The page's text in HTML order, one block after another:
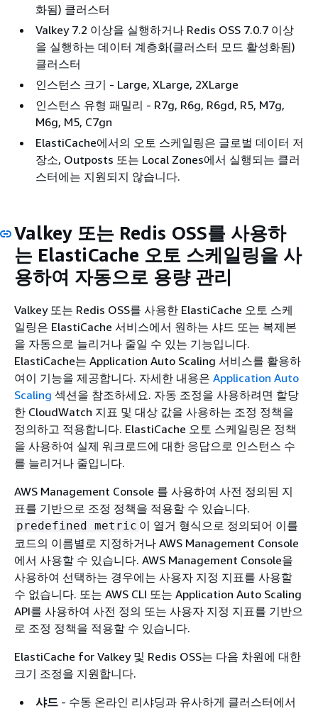
화됨) 클러스터
Valkey 7.2 이상을 실행하거나 Redis OSS 7.0.7 이상
을 실행하는 데이터 계층화(클러스터 모드 활성화됨)
클러스터
인스턴스 크기 - Large, XLarge, 2XLarge
인스턴스 유형 패밀리 - R7g, R6g, R6gd, R5, M7g,
M6g, M5, C7gn
ElastiCache에서의 오토 스케일링은 글로벌 데이터 저
장소, Outposts 또는 Local Zones에서 실행되는 클러
스터에는 지원되지 않습니다.
Valkey 또는 Redis OSS를 사용하
는 ElastiCache 오토 스케일링을 사
용하여 자동으로 용량 관리
Valkey 또는 Redis OSS를 사용한 ElastiCache 오토 스케
일링은 ElastiCache 서비스에서 원하는 샤드 또는 복제본
을 자동으로 늘리거나 줄일 수 있는 기능입니다.
ElastiCache는 Application Auto Scaling 서비스를 활용하
여이 기능을 제공합니다. 자세한 내용은 Application Auto
Scaling 섹션을 참조하세요. 자동 조정을 사용하려면 할당
한 CloudWatch 지표 및 대상 값을 사용하는 조정 정책을
정의하고 적용합니다. ElastiCache 오토 스케일링은 정책
을 사용하여 실제 워크로드에 대한 응답으로 인스턴스 수
를 늘리거나 줄입니다.
AWS Management Console 를 사용하여 사전 정의된 지
표를 기반으로 조정 정책을 적용할 수 있습니다.
predefined metric 이 열거 형식으로 정의되어 이를
코드의 이름별로 지정하거나 AWS Management Console
에서 사용할 수 있습니다. AWS Management Console을
사용하여 선택하는 경우에는 사용자 지정 지표를 사용할
수 없습니다. 또는 AWS CLI 또는 Application Auto Scaling
API를 사용하여 사전 정의 또는 사용자 지정 지표를 기반으
로 조정 정책을 적용할 수 있습니다.
ElastiCache for Valkey 및 Redis OSS는 다음 차원에 대한
크기 조정을 지원합니다.
샤드 - 수동 온라인 리샤딩과 유사하게 클러스터에서